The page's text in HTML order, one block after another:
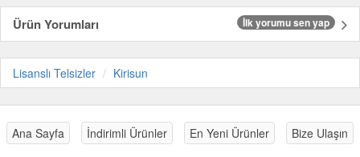
Ürün Yorumları İlk yorumu sen yap
Lisanslı Telsizler Kirisun
Ana Sayfa İndirimli Ürünler En Yeni Ürünler Bize Ulaşın